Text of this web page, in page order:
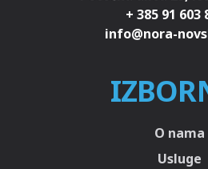
+ 385 91 603
O nama
Usluge